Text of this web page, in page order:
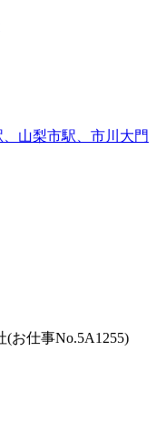
山梨市駅、市川大門
(お仕事No.5A1255)